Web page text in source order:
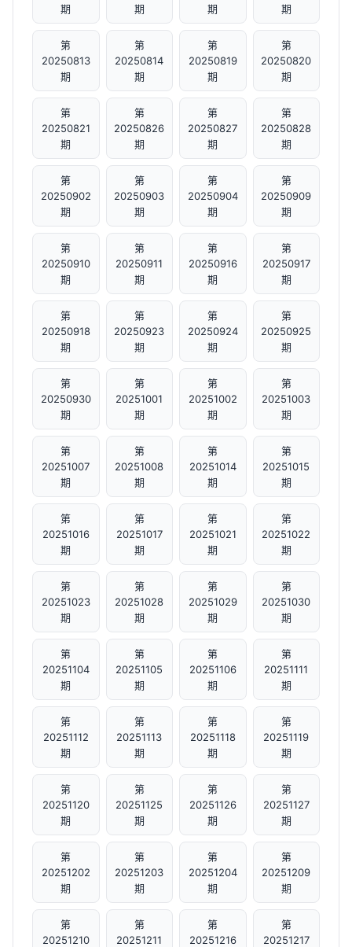
期
期
期
期
第
20250813
期
第
20250814
期
第
20250819
期
第
20250820
期
第
20250821
期
第
20250826
期
第
20250827
期
第
20250828
期
第
20250902
期
第
20250903
期
第
20250904
期
第
20250909
期
第
20250910
期
第
20250911
期
第
20250916
期
第
20250917
期
第
20250918
期
第
20250923
期
第
20250924
期
第
20250925
期
第
20250930
期
第
20251001
期
第
20251002
期
第
20251003
期
第
20251007
期
第
20251008
期
第
20251014
期
第
20251015
期
第
20251016
期
第
20251017
期
第
20251021
期
第
20251022
期
第
20251023
期
第
20251028
期
第
20251029
期
第
20251030
期
第
20251104
期
第
20251105
期
第
20251106
期
第
20251111
期
第
20251112
期
第
20251113
期
第
20251118
期
第
20251119
期
第
20251120
期
第
20251125
期
第
20251126
期
第
20251127
期
第
20251202
期
第
20251203
期
第
20251204
期
第
20251209
期
第
20251210
第
20251211
第
20251216
第
20251217